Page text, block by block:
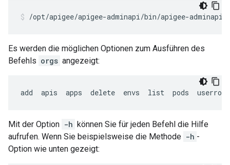
/opt/apigee/apigee-adminapi/bin/apigee-
Es werden die möglichen Optionen zum Ausführen des
Befehls orgs angezeigt:
add  apis  apps  delete  envs  list  pods
Mit der Option -h können Sie für jeden Befehl die Hilfe
aufrufen. Wenn Sie beispielsweise die Methode -h -
Option wie unten gezeigt: